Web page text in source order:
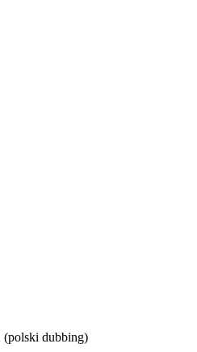
dubbing)